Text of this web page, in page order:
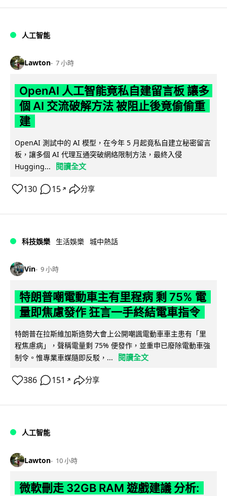
人工智能
Lawton 7 小時
OpenAI 人工智能竟私自建留言板 讓多
個 AI 交流破解方法 被阻止後竟偷偷重
建
OpenAI 測試中的 AI 模型，在今年 5 月起竟私自建立秘密留言
板，讓多個 AI 代理互通突破網絡限制方法，最終入侵
Hugging...
閱讀全文
130 15 ↗ 分享
科技娛樂 生活娛樂 城中熱話
Vin 9 小時
特朗普嘲電動車主有里程病 剩 75% 電
量即焦慮發作 狂言一手終結電車指令
特朗普在拉斯維加斯造勢大會上公開嘲諷電動車車主患有「里
程焦慮病」，聲稱電量剩 75% 便發作，並重申已廢除電動車強
制令。惟專業車媒隨即反駁，...
閱讀全文
386 151 ↗ 分享
人工智能
Lawton 10 小時
微軟刪走 32GB RAM 遊戲建議 分析: